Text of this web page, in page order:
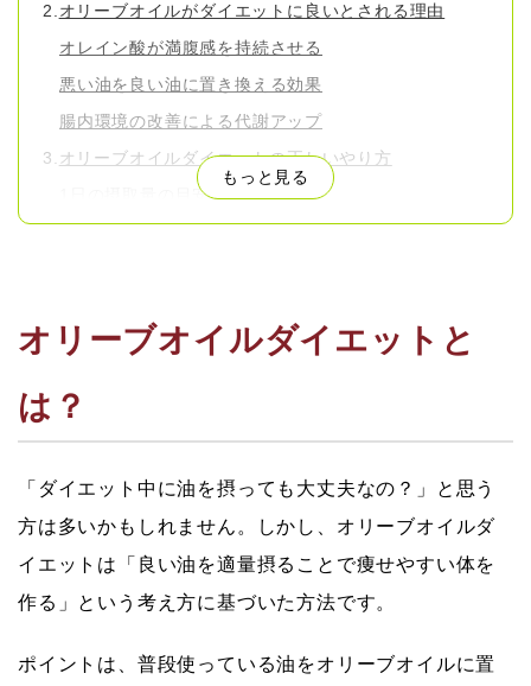
もっと見る
オリーブオイルがダイエットに良いとされる理由
オレイン酸が満腹感を持続させる
悪い油を良い油に置き換える効果
腸内環境の改善による代謝アップ
オリーブオイルダイエットの正しいやり方
1日の摂取量の目安
ト
オリーブオイルダイエットと組み合わせたい食事・習
まとめ
オリーブオイルダイエットと
は？
「ダイエット中に油を摂っても大丈夫なの？」と思う
方は多いかもしれません。しかし、オリーブオイルダ
イエットは「良い油を適量摂ることで痩せやすい体を
作る」という考え方に基づいた方法です。
ポイントは、普段使っている油をオリーブオイルに置